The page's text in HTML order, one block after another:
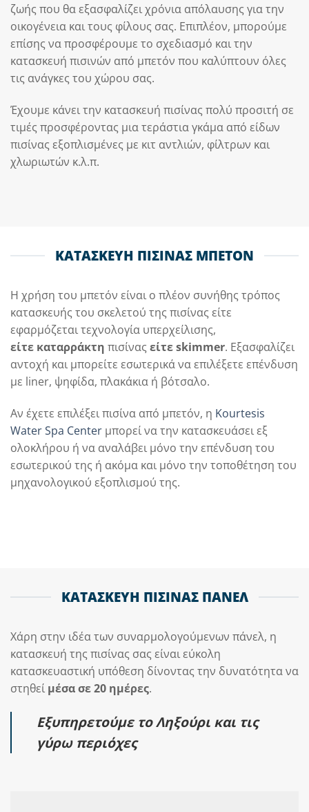
ζωής που θα εξασφαλίζει χρόνια απόλαυσης για την
οικογένεια και τους φίλους σας. Επιπλέον, μπορούμε
επίσης να προσφέρουμε το σχεδιασμό και την
κατασκευή πισινών από μπετόν που καλύπτουν όλες
τις ανάγκες του χώρου σας.
Έχουμε κάνει την κατασκευή πισίνας πολύ προσιτή σε
τιμές προσφέροντας μια τεράστια γκάμα από είδων
πισίνας εξοπλισμένες με κιτ αντλιών, φίλτρων και
χλωριωτών κ.λ.π.
ΚΑΤΑΣΚΕΥΗ ΠΙΣΙΝΑΣ ΜΠΕΤΟΝ
Η χρήση του μπετόν είναι ο πλέον συνήθης τρόπος
κατασκευής του σκελετού της πισίνας είτε
εφαρμόζεται τεχνολογία υπερχείλισης,
είτε καταρράκτη πισίνας είτε skimmer. Εξασφαλίζει
αντοχή και μπορείτε εσωτερικά να επιλέξετε επένδυση
με liner, ψηφίδα, πλακάκια ή βότσαλο.
Αν έχετε επιλέξει πισίνα από μπετόν, η Kourtesis
Water Spa Center μπορεί να την κατασκευάσει εξ
ολοκλήρου ή να αναλάβει μόνο την επένδυση του
εσωτερικού της ή ακόμα και μόνο την τοποθέτηση του
μηχανολογικού εξοπλισμού της.
ΚΑΤΑΣΚΕΥΗ ΠΙΣΙΝΑΣ ΠΑΝΕΛ
Χάρη στην ιδέα των συναρμολογούμενων πάνελ, η
κατασκευή της πισίνας σας είναι εύκολη
κατασκευαστική υπόθεση δίνοντας την δυνατότητα να
στηθεί μέσα σε 20 ημέρες.
Εξυπηρετούμε το Ληξούρι και τις
γύρω περιόχες